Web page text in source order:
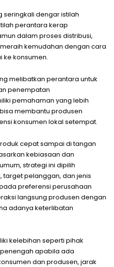
seringkali dengar istilah
perantara kerap
dalam proses distribusi,
kemudahan dengan cara
konsumen.
melibatkan perantara untuk
penempatan
pemahaman yang lebih
membantu produsen
konsumen lokal setempat.
cepat sampai di tangan
kebiasaan dan
strategi ini dipilih
target pelanggan, dan jenis
preferensi perusahaan
langsung produsen dengan
adanya keterlibatan
kelebihan seperti pihak
apabila ada
dan produsen, jarak